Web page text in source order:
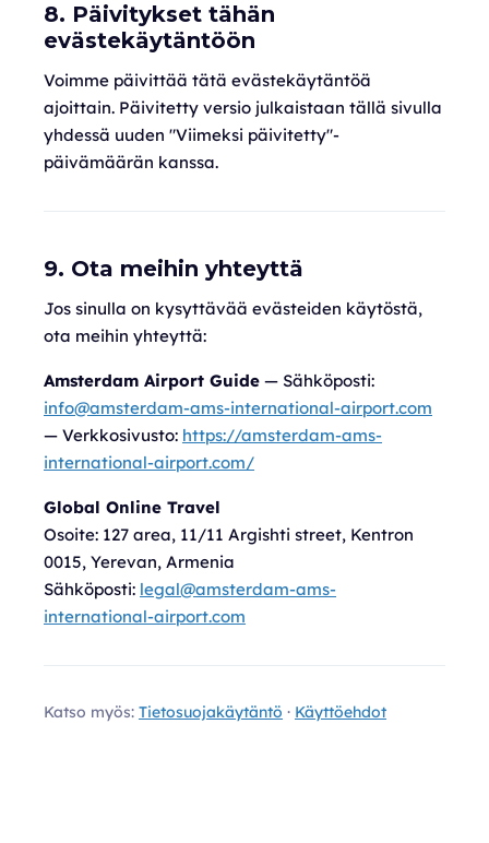
8. Päivitykset tähän
evästekäytäntöön
Voimme päivittää tätä evästekäytäntöä
ajoittain. Päivitetty versio julkaistaan tällä sivulla
yhdessä uuden "Viimeksi päivitetty"-
päivämäärän kanssa.
9. Ota meihin yhteyttä
Jos sinulla on kysyttävää evästeiden käytöstä,
ota meihin yhteyttä:
Amsterdam Airport Guide — Sähköposti:
info@amsterdam-ams-international-airport.com
— Verkkosivusto: https://amsterdam-ams-
international-airport.com/
Global Online Travel
Osoite: 127 area, 11/11 Argishti street, Kentron
0015, Yerevan, Armenia
Sähköposti: legal@amsterdam-ams-
international-airport.com
Katso myös: Tietosuojakäytäntö · Käyttöehdot